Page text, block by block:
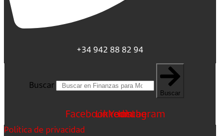
+34 942 88 82 94
Buscar
Buscar
FacebookLinkedin
Youtube
Instagram
Política de privacidad